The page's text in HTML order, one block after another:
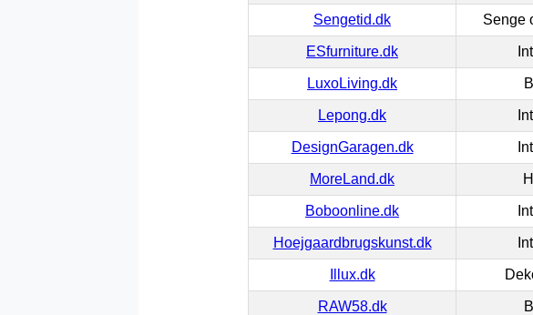
Sengetid.dk Senge
ESfurniture.dk
LuxoLiving.dk
Lepong.dk
DesignGaragen.dk
MoreLand.dk
Boboonline.dk
Hoejgaardbrugskunst.dk
Illux.dk
RAW58.dk